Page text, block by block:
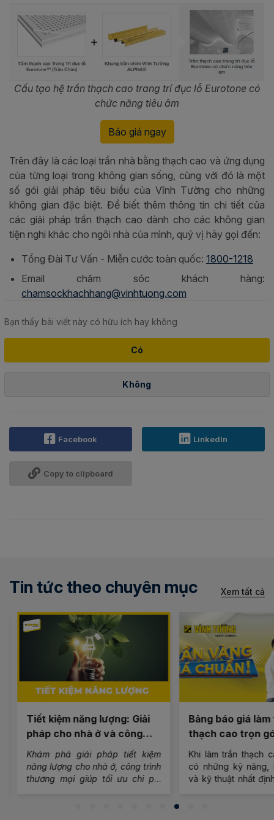
Cấu tạo hệ trần thạch cao trang trí đục lỗ Eurotone có
chức năng tiêu âm
Báo giá ngay
Trên đây là các loại trần nhà bằng thạch cao và ứng dụng
của từng loại trong không gian sống, cùng với đó là một
số gói giải pháp tiêu biểu của Vĩnh Tường cho những
không gian đặc biệt. Để biết thêm thông tin chi tiết của
các giải pháp trần thạch cao dành cho các không gian
tiện nghi khác cho ngôi nhà của mình, quý vị hãy gọi đến:
Tổng Đài Tư Vấn - Miễn cước toàn quốc: 1800-1218
Email chăm sóc khách hàng:
chamsockhachhang@vinhtuong.com
Bạn thấy bài viết này có hữu ích hay không
Có
Không
Facebook LinkedIn
Copy to clipboard
Tin tức theo chuyên mục Xem tất cả
Tiết kiệm năng lượng: Giải
pháp cho nhà ở và công
trình thương mại
Khám phá giải pháp tiết kiệm
năng lượng cho nhà ở, công trình
thương mại giúp tối ưu chi phí
Bảng báo giá làm
thạch cao trọn gói
Vĩnh Tường theo
Khi làm trần thạch
có những kỹ năng,
và kỹ thuật nhất định